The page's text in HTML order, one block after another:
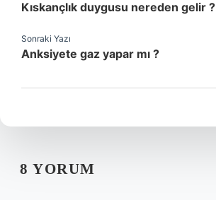
Kıskançlık duygusu nereden gelir ?
Sonraki Yazı
Anksiyete gaz yapar mı ?
8 YORUM